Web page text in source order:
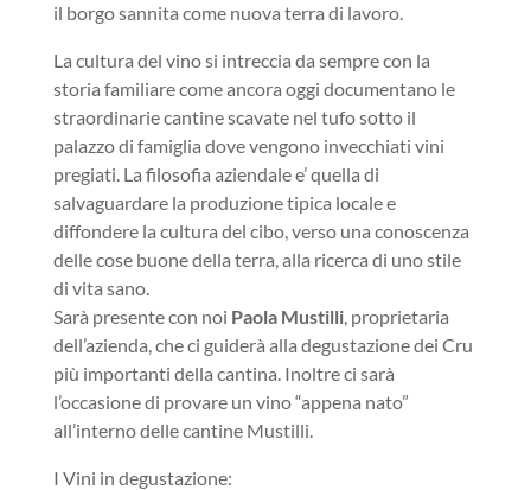
il borgo sannita come nuova terra di lavoro.
La cultura del vino si intreccia da sempre con la
storia familiare come ancora oggi documentano le
straordinarie cantine scavate nel tufo sotto il
palazzo di famiglia dove vengono invecchiati vini
pregiati. La filosofia aziendale e’ quella di
salvaguardare la produzione tipica locale e
diffondere la cultura del cibo, verso una conoscenza
delle cose buone della terra, alla ricerca di uno stile
di vita sano.
Sarà presente con noi Paola Mustilli, proprietaria
dell’azienda, che ci guiderà alla degustazione dei Cru
più importanti della cantina. Inoltre ci sarà
l’occasione di provare un vino “appena nato”
all’interno delle cantine Mustilli.
I Vini in degustazione: